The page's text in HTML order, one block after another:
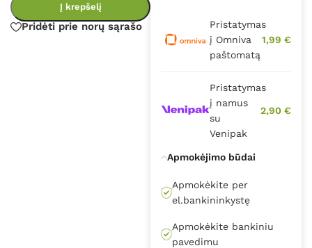
Į krepšelį
Pridėti prie norų sąrašo
Pristatymas
į Omniva
paštomatą
1,99 €
Pristatymas
į namus
su
Venipak
2,90 €
Apmokėjimo būdai
Apmokėkite per
el.bankininkystę
Apmokėkite bankiniu
pavedimu